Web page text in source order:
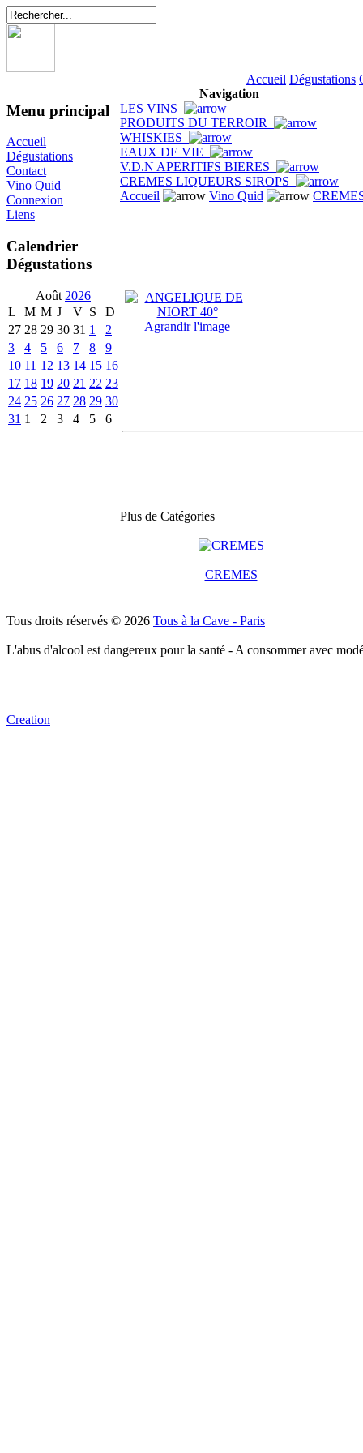
Accueil Dégustations
Menu principal
Accueil
Dégustations
Contact
Vino Quid
Connexion
Liens
Calendrier
Dégustations
Août 2026
L
M M J V S
D
27 28 29 30 31 1
2
3
4 5 6 7 8
9
10 11 12 13 14 15 16
17 18 19 20 21 22 23
24 25 26 27 28 29 30
31 1 2 3 4 5 6
Navigation
LES VINS
PRODUITS DU TERROIR
WHISKIES
EAUX DE VIE
V.D.N APERITIFS BIERES
CREMES LIQUEURS SIROPS
Accueil
Vino Quid
Agrandir l'image
Plus de Catégories
CREMES
Tous droits réservés © 2026 Tous à la Cave - Paris
L'abus d'alcool est dangereux pour la santé - A consommer avec
Creation